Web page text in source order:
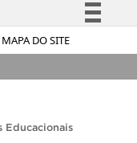
MAPA DO SITE
Simplifique!
à informação
Legislação
Educacionais